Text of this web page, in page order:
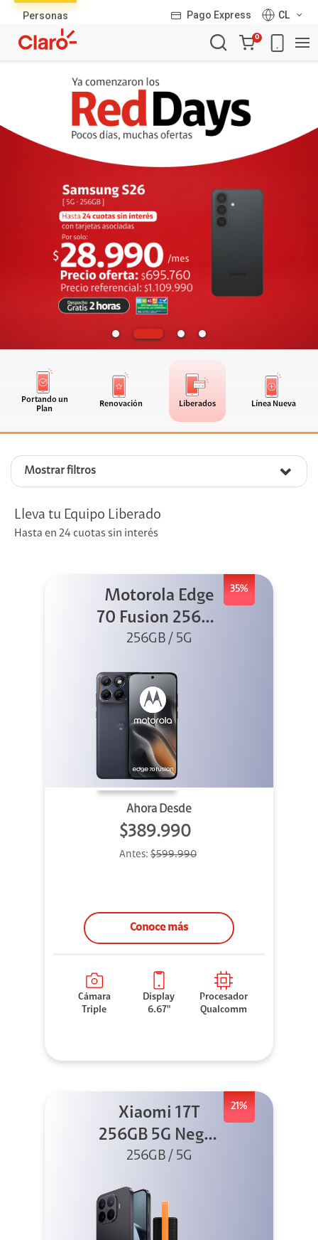
Personas Pago Express
CL
Carro
de
0
Portando un
Plan
Renovación Liberados Línea Nueva
Mostrar filtros
productos
Lleva tu Equipo Liberado
Hasta en 24 cuotas sin interés
35%
Motorola Edge
70 Fusion 256GB
Azul
256GB / 5G
Ahora Desde
$389.990
Antes: $599.990
Conoce más
Cámara
Triple
Display
6.67"
Procesador
Qualcomm
21%
Xiaomi 17T
256GB 5G Negro
+ Sound
256GB / 5G